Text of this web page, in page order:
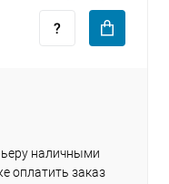
наличными
оплатить заказ